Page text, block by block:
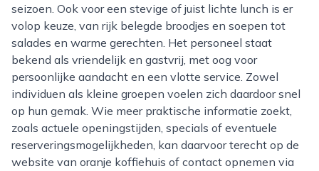
seizoen. Ook voor een stevige of juist lichte lunch is er
volop keuze, van rijk belegde broodjes en soepen tot
salades en warme gerechten. Het personeel staat
bekend als vriendelijk en gastvrij, met oog voor
persoonlijke aandacht en een vlotte service. Zowel
individuen als kleine groepen voelen zich daardoor snel
op hun gemak. Wie meer praktische informatie zoekt,
zoals actuele openingstijden, specials of eventuele
reserveringsmogelijkheden, kan daarvoor terecht op de
website van oranje koffiehuis of contact opnemen via